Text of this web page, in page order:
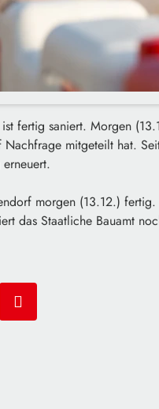
fertig saniert. Morgen
mitgeteilt hat.
morgen (13.12.)
das Staatliche Bauamt